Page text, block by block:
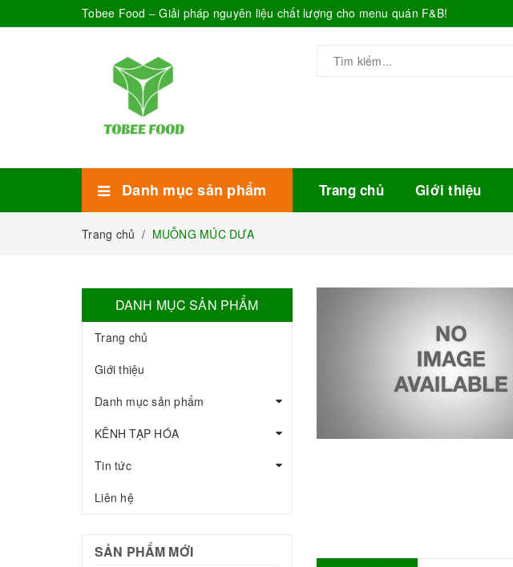
Tobee Food – Giải pháp nguyên liệu chất lượng cho menu quán F&B!
Danh mục sản phẩm Trang chủ Giới thiệu
Trang chủ / MUỖNG MÚC DƯA
DANH MỤC SẢN PHẨM
Trang chủ
Giới thiệu
Danh mục sản phẩm
KÊNH TẠP HÓA
Tin tức
Liên hệ
SẢN PHẨM MỚI